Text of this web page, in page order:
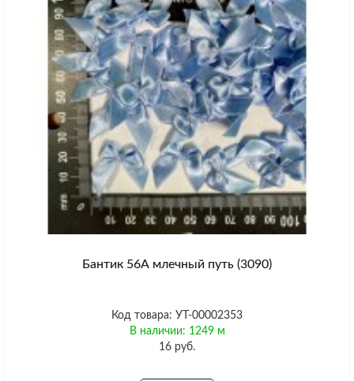
Бантик 56А млечный путь (3090)
Код товара: УТ-00002353
В наличии: 1249 м
16 руб.